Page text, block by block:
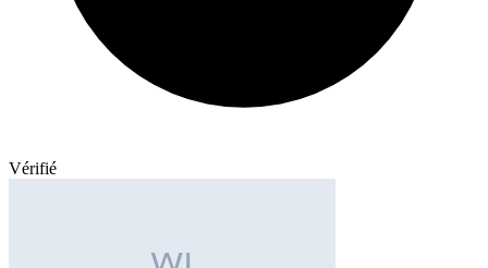
Vérifié